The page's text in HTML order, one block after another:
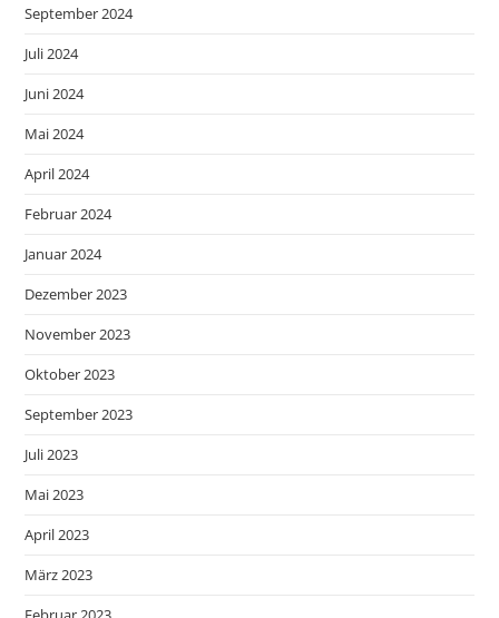
September 2024
Juli 2024
Juni 2024
Mai 2024
April 2024
Februar 2024
Januar 2024
Dezember 2023
November 2023
Oktober 2023
September 2023
Juli 2023
Mai 2023
April 2023
März 2023